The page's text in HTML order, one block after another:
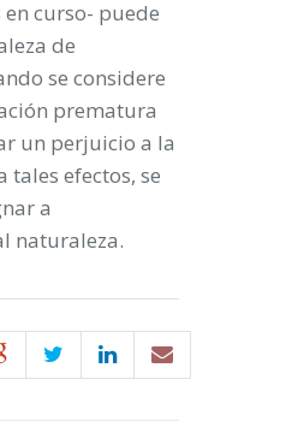
curso- puede
de
se considere
prematura
un perjuicio a la
tales efectos, se
a
naturaleza.